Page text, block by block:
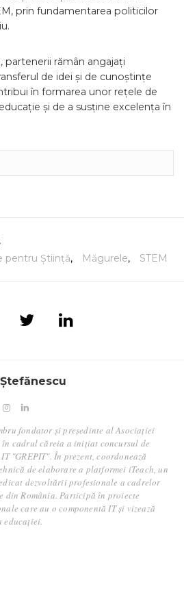
prin fundamentarea politicilor
partenerii rămân angajați
de idei și de cunoștințe
în formarea unor rețele de
și de a susține excelența în
pentru Știință, Măgurele, STEM
fondator și președinte al Asociației
în cadrul căreia a inițiat concursul de
"GREPIT". În prezent, coordonează
de elaborare a platformei iTeach, un
dezvoltării profesionale a cadrelor
din România. Participă în proiecte
care au o componentă IT și vizează
educației.